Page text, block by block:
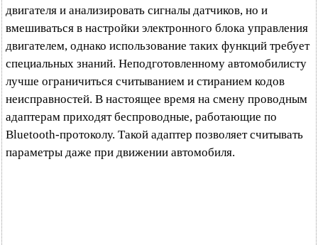
двигателя и анализировать сигналы датчиков, но и
вмешиваться в настройки электронного блока управления
двигателем, однако использование таких функций требует
специальных знаний. Неподготовленному автомобилисту
лучше ограничиться считыванием и стиранием кодов
неисправностей. В настоящее время на смену проводным
адаптерам приходят беспроводные, работающие по
Bluetooth-протоколу. Такой адаптер позволяет считывать
параметры даже при движении автомобиля.